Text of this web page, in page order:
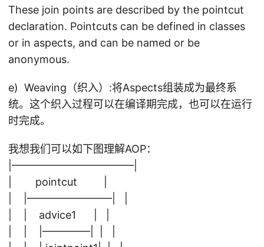
These join points are described by the pointcut
declaration. Pointcuts can be defined in classes
or in aspects, and can be named or be
anonymous.
e) Weaving（织入）:将Aspects组装成为最终系
统。这个织入过程可以在编译期完成，也可以在运行
时完成。
我想我们可以如下图理解AOP：
|———————————–|
| pointcut |
| |————————| |
| | advice1 | |
| | |————–| | |